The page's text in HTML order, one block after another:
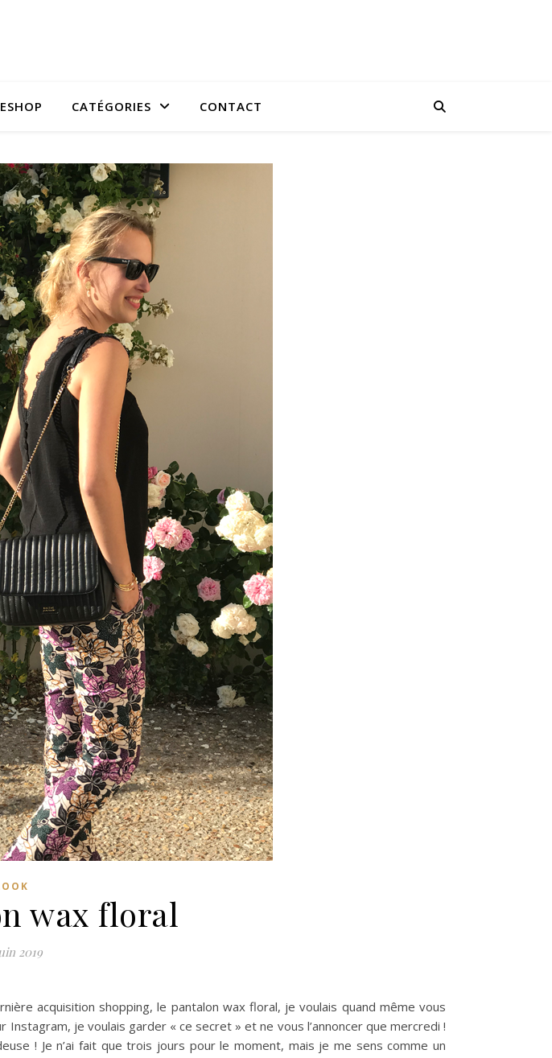
ESHOP CATÉGORIES CONTACT
wax floral
2019
acquisition shopping, le pantalon wax floral, je voulais quand même vous
Instagram, je voulais garder « ce secret » et ne vous l’annoncer que mercredi !
! Je n’ai fait que trois jours pour le moment, mais je me sens comme un